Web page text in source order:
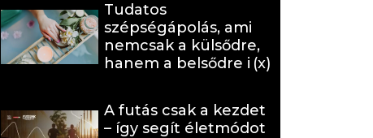
Tudatos
szépségápolás, ami
nemcsak a külsődre,
hanem a belsődre is
A futás csak a kezdet
– így segít életmódot